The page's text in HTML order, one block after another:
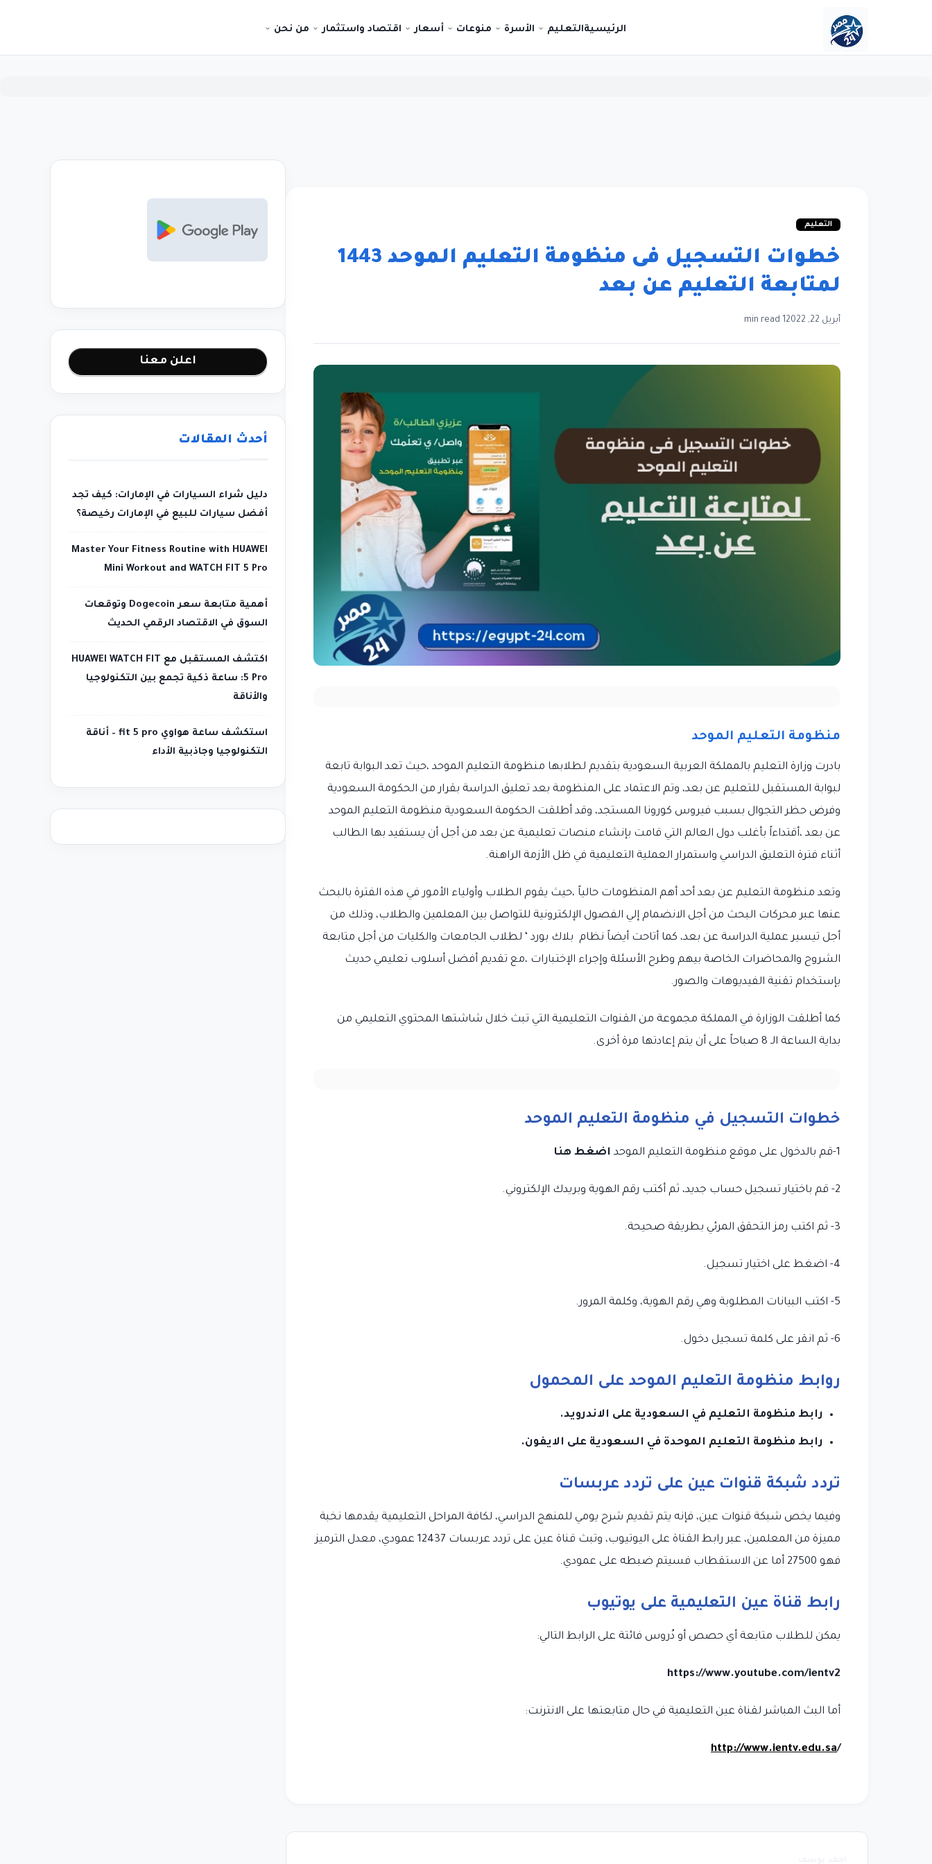
الرئيسيةالتعليم الأسرة منوعات أسعار اقتصاد واستثمار من نحن
التعليم
خطوات التسجيل فى منظومة التعليم الموحد 1443
لمتابعة التعليم عن بعد
أبريل 22, 2022 1 min read
منظومة التعليم الموحد
بادرت وزارة التعليم بالمملكة العربية السعودية بتقديم لطلابها منظومة التعليم الموحد ،حيث تعد البوابة تابعة
لبوابة المستقبل للتعليم عن بعد، وتم الاعتماد على المنظومة بعد تعليق الدراسة بقرار من الحكومة السعودية
وفرض حظر التجوال بسبب فيروس كورونا المستجد، وقد أطلقت الحكومة السعودية منظومة التعليم الموحد
عن بعد ،أقتداءاً بأغلب دول العالم التي قامت بإنشاء منصات تعليمية عن بعد من أجل أن يستفيد بها الطالب
أثناء فترة التعليق الدراسي واستمرار العملية التعليمية في ظل الأزمة الراهنة.
وتعد منظومة التعليم عن بعد أحد أهم المنظومات حالياً ،حيث يقوم الطلاب وأولياء الأمور في هذه الفترة بالبحث
عنها عبر محركات البحث من أجل الانضمام إلي الفصول الإلكترونية للتواصل بين المعلمين والطلاب، وذلك من
أجل تيسير عملية الدراسة عن بعد، كما أتاحت أيضاً نظام بلاك بورد ‘ لطلاب الجامعات والكليات من أجل متابعة
الشروح والمحاضرات الخاصة بيهم وطرح الأسئلة وإجراء الإختبارات ،مع تقديم أفضل أسلوب تعليمي حديث
بإستخدام تقنية الفيديوهات والصور.
كما أطلقت الوزارة في المملكة مجموعة من القنوات التعليمية التي تبث خلال شاشتها المحتوي التعليمي من
بداية الساعة الـ 8 صباحاً على أن يتم إعادتها مرة أخرى.
خطوات التسجيل في منظومة التعليم الموحد
1-قم بالدخول على موقع منظومة التعليم الموحد اضغط هنا
2- قم باختيار تسجيل حساب جديد، ثم أكتب رقم الهوية وبريدك الإلكتروني.
3- ثم اكتب رمز التحقق المرئي بطريقة صحيحة.
4- اضغط على اختيار تسجيل.
5- اكتب البيانات المطلوبة وهي رقم الهوية، وكلمة المرور.
6- ثم انقر على كلمة تسجيل دخول.
روابط منظومة التعليم الموحد على المحمول
رابط منظومة التعليم في السعودية على الاندرويد.
رابط منظومة التعليم الموحدة في السعودية على الايفون.
تردد شبكة قنوات عين على تردد عربسات
وفيما يخص شبكة قنوات عين، فإنه يتم تقديم شرح يومي للمنهج الدراسي، لكافة المراحل التعليمية يقدمها نخبة
مميزة من المعلمين، عبر رابط القناة على اليوتيوب، وتبث قناة عين على تردد عربسات 12437 عمودي، معدل الترميز
فهو 27500 أما عن الاستقطاب فسيتم ضبطه على عمودي.
رابط قناة عين التعليمية على يوتيوب
يمكن للطلاب متابعة أي حصص أو دُروس فائتة على الرابط التالي:
https://www.youtube.com/ientv2
أما البث المباشر لقناة عين التعليمية في حال متابعتها على الانترنت:
/
http://www.ientv.edu.sa
اعلن معنا
أحدث المقالات
دليل شراء السيارات في الإمارات: كيف تجد
أفضل سيارات للبيع في الإمارات رخيصة؟
Master Your Fitness Routine with HUAWEI
Mini Workout and WATCH FIT 5 Pro
أهمية متابعة سعر Dogecoin وتوقعات
السوق في الاقتصاد الرقمي الحديث
اكتشف المستقبل مع HUAWEI WATCH FIT
5 Pro: ساعة ذكية تجمع بين التكنولوجيا
والأناقة
استكشف ساعة هواوي fit 5 pro – أناقة
التكنولوجيا وجاذبية الأداء